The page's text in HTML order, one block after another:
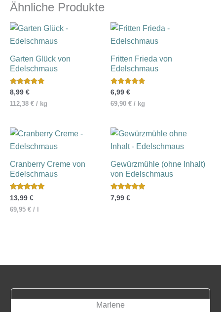
Ähnliche Produkte
Garten Glück von
Edelschmaus
Bewertet mit
5.00
von 5
8,99 €
112,38 € / kg
Fritten Frieda von
Edelschmaus
Bewertet mit
5.00
von 5
6,99 €
69,90 €/ kg
Cranberry Creme von
Edelschmaus
Bewertet mit
5.00
von 5
13,99 €
69,95 € /
Gewürzmühle (ohne Inhalt)
von Edelschmaus
Bewertet mit
5.00
7,99 €
Marlene